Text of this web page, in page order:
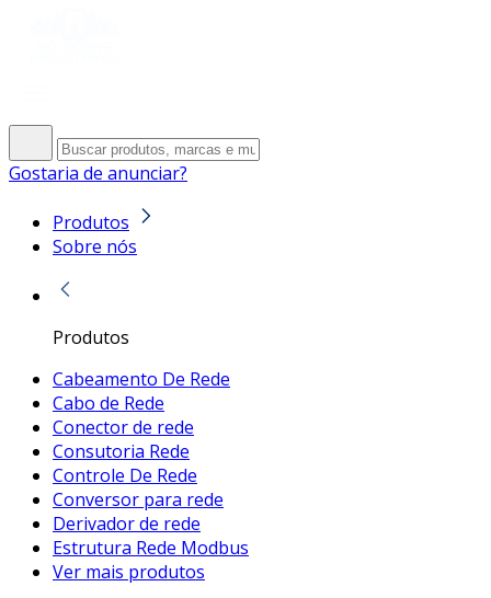
Gostaria de anunciar?
Produtos
Sobre nós
Produtos
Cabeamento De Rede
Cabo de Rede
Conector de rede
Consutoria Rede
Controle De Rede
Conversor para rede
Derivador de rede
Estrutura Rede Modbus
Ver mais produtos